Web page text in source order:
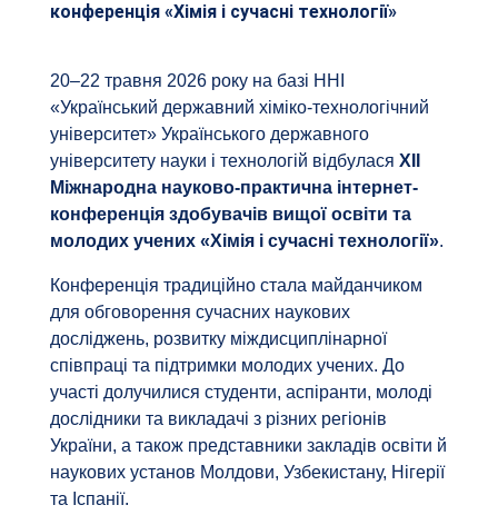
конференція «Хімія і сучасні технології»
20–22 травня 2026 року на базі ННІ
«Український державний хіміко-технологічний
університет» Українського державного
університету науки і технологій відбулася ХІІ
Міжнародна науково-практична інтернет-
конференція здобувачів вищої освіти та
молодих учених «Хімія і сучасні технології».
Конференція традиційно стала майданчиком
для обговорення сучасних наукових
досліджень, розвитку міждисциплінарної
співпраці та підтримки молодих учених. До
участі долучилися студенти, аспіранти, молоді
дослідники та викладачі з різних регіонів
України, а також представники закладів освіти й
наукових установ Молдови, Узбекистану, Нігерії
та Іспанії.